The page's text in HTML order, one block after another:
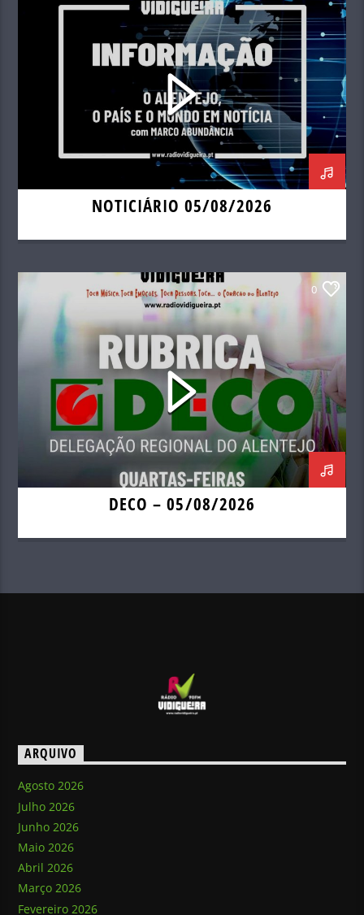
NOTICIÁRIO 05/08/2026
0
DECO – 05/08/2026
ARQUIVO
Agosto 2026
Julho 2026
Junho 2026
Maio 2026
Abril 2026
Março 2026
Fevereiro 2026